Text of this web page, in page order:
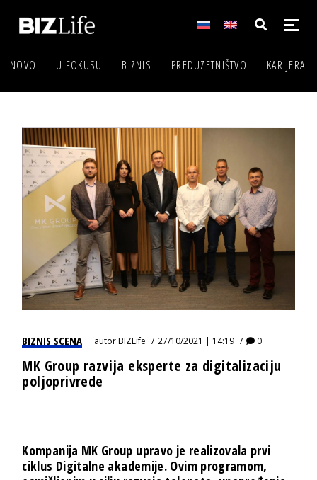
NOVO U FOKUSU BIZNIS PREDUZETNIŠTVO KARIJERA
BIZNIS SCENA autorBIZLife 27/10/2021 | 14:19 0
MK Group razvija eksperte za digitalizaciju
poljoprivrede
Kompanija MK Group upravo je realizovala prvi
ciklus Digitalne akademije. Ovim programom,